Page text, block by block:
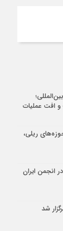
و افت عملیات
ریلی،
انجمن ایران
شد